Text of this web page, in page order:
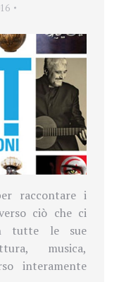
raccontare i
ciò che ci
tutte le sue
musica,
interamente